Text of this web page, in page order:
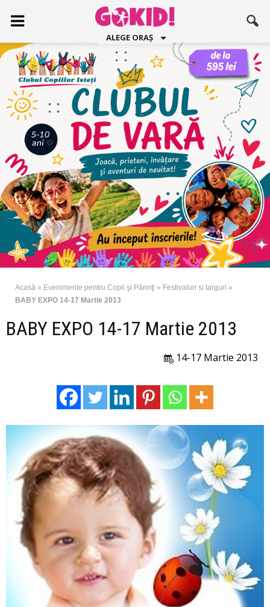
ALEGE ORAȘ
Acasă » Evenimente pentru Copii şi Părinţi » Festivaluri si targuri »
BABY EXPO 14-17 Martie 2013
BABY EXPO 14-17 Martie 2013
14-17 Martie 2013